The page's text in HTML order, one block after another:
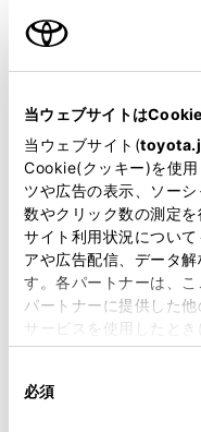
当ウェブサイトは
当ウェブサイト(
Cookie(クッキー)を使
ツや広告の表示、ソー
数やクリック数の測定
サイト利用状況につい
アや広告配信、データ
す。各パートナーは、
パートナーに提供した
サービスを使用したと
使用することがありま
必須